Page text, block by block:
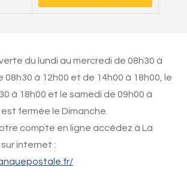
du lundi au mercredi de 08h30 à
08h30 à 12h00 et de 14h00 à 18h00, le
à 18h00 et le samedi de 09h00 à
fermée le Dimanche.
compte en ligne accédez à La
internet :